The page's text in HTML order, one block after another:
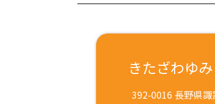
きたざわゆ
392-0016 長野県